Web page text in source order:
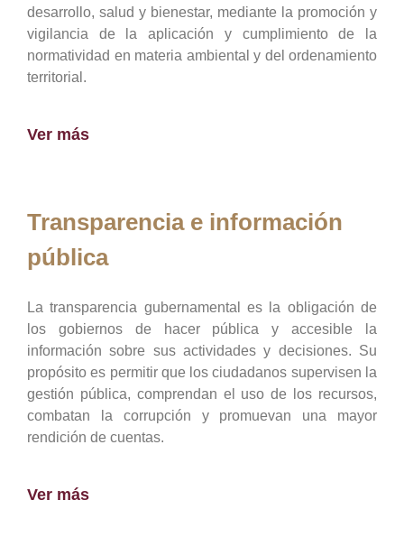
desarrollo, salud y bienestar, mediante la promoción y
vigilancia de la aplicación y cumplimiento de la
normatividad en materia ambiental y del ordenamiento
territorial.
Ver más
Transparencia e información
pública
La transparencia gubernamental es la obligación de
los gobiernos de hacer pública y accesible la
información sobre sus actividades y decisiones. Su
propósito es permitir que los ciudadanos supervisen la
gestión pública, comprendan el uso de los recursos,
combatan la corrupción y promuevan una mayor
rendición de cuentas.
Ver más